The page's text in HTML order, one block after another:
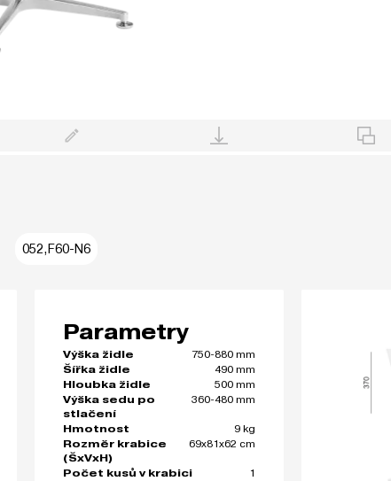
052,F60-N6
Parametry
Výška židle
750-880 mm
Šířka židle
490 mm
Hloubka židle
500 mm
Výška sedu po
stlačení
360-480 mm
Hmotnost
9 kg
Rozměr krabice
(ŠxVxH)
69x81x62 cm
Počet kusů v krabici 1